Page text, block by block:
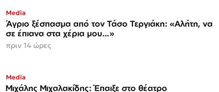
Media
Άγριο ξέσπασμα από τον Τάσο Τεργιάκη: «Αλήτη, να
σε έπιανα στα χέρια μου…»
πριν 14 ώρες
Media
Μιχάλης Μιχαλακίδης: Έπαιξε στο θέατρο